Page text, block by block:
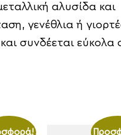
αλυσίδα και
γενέθλια ή
συνδέεται εύκολα